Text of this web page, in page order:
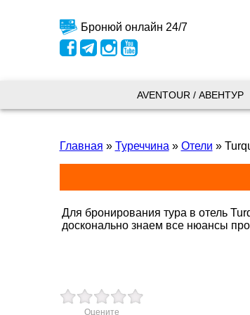
Бронюй онлайн 24/7
AVENTOUR / АВЕНТУР
Главная » Туреччина » Отели »
Для бронирования тура в отель
досконально знаем все нюансы
Оцените